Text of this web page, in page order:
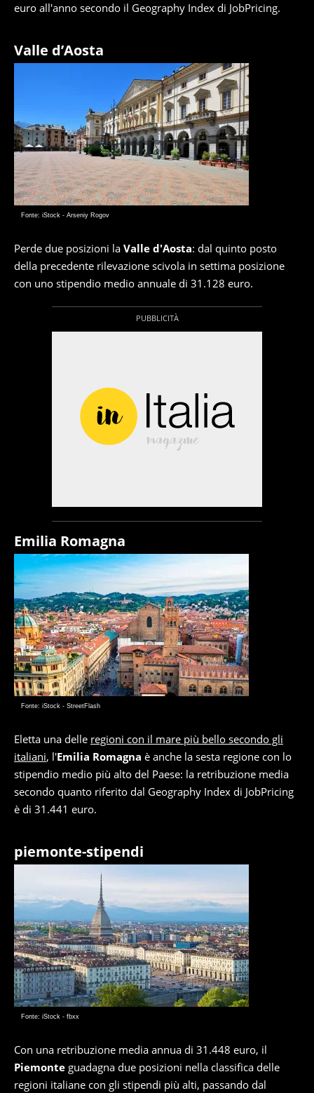
euro all'anno secondo il Geography Index di JobPricing.
Valle d’Aosta
Fonte: iStock - Arseniy Rogov
Perde due posizioni la Valle d'Aosta: dal quinto posto
della precedente rilevazione scivola in settima posizione
con uno stipendio medio annuale di 31.128 euro.
Emilia Romagna
Fonte: iStock - StreetFlash
Eletta una delle regioni con il mare più bello secondo gli
italiani, l'Emilia Romagna è anche la sesta regione con lo
stipendio medio più alto del Paese: la retribuzione media
secondo quanto riferito dal Geography Index di JobPricing
è di 31.441 euro.
piemonte-stipendi
Fonte: iStock - fbxx
Con una retribuzione media annua di 31.448 euro, il
Piemonte guadagna due posizioni nella classifica delle
regioni italiane con gli stipendi più alti, passando dal